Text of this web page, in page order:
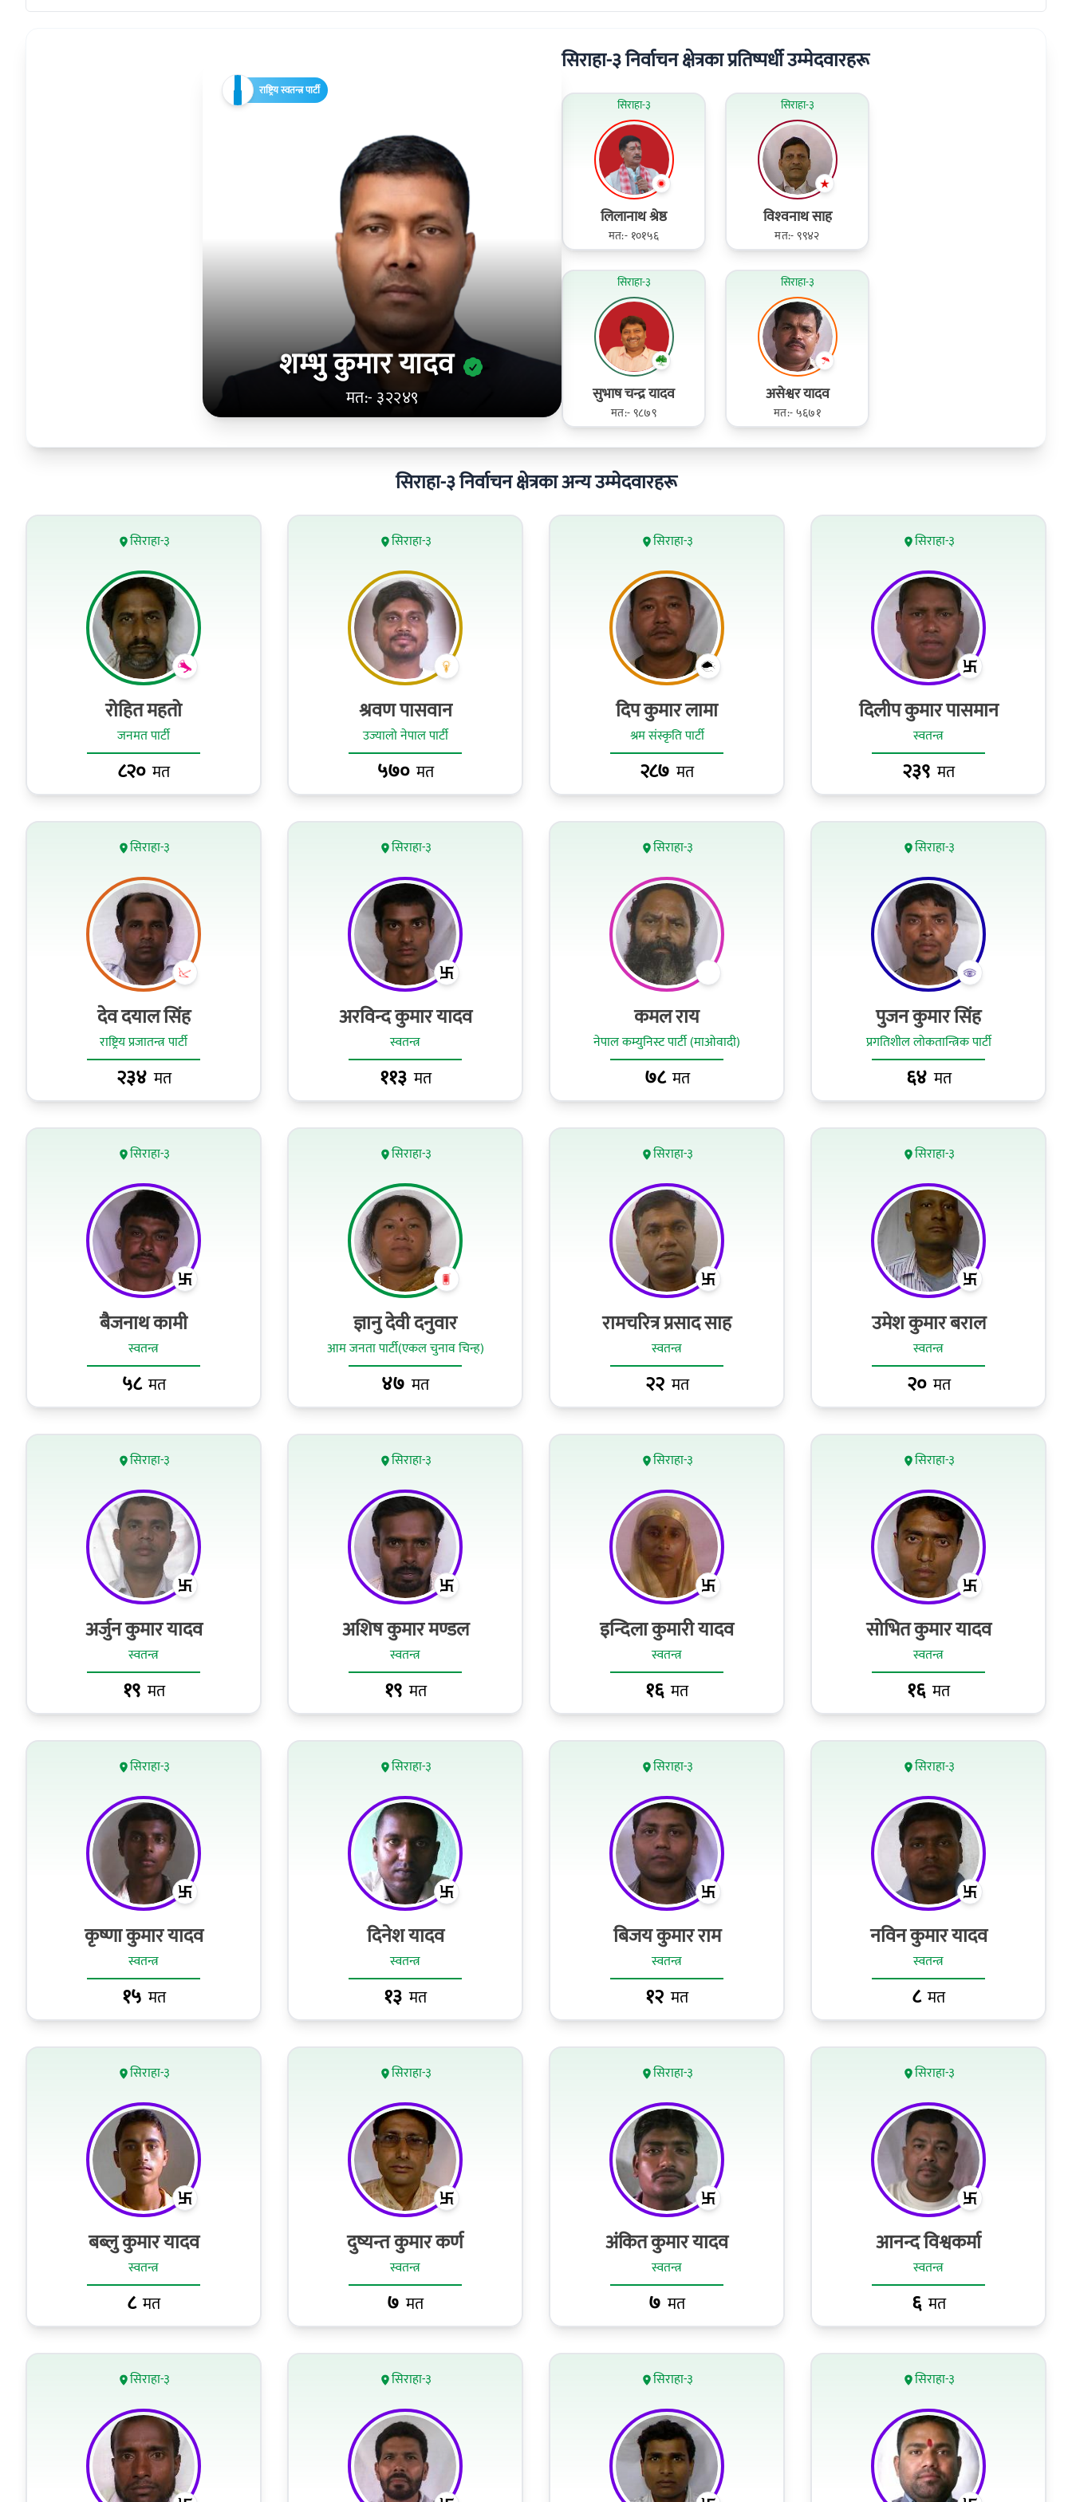
शम्भु कुमार यादव
मत:- ३२२४९
राष्ट्रिय स्वतन्त्र पार्टी
सिराहा-३ निर्वाचन क्षेत्रका प्रतिष्पर्धी उम्मेदवारहरू
सिराहा-३
लिलानाथ श्रेष्ठ
मत:- १०१५६
सिराहा-३
विश्‍वनाथ साह
मत:- ९९४२
सिराहा-३
सुभाष चन्द्र यादव
मत:- ९८७९
सिराहा-३
असेश्वर यादव
मत:- ५६७१
सिराहा-३ निर्वाचन क्षेत्रका अन्य उम्मेदवारहरू
सिराहा-३
रोहित महतो
जनमत पार्टी
८२० मत
सिराहा-३
श्रवण पासवान
उज्यालो नेपाल पार्टी
५७० मत
सिराहा-३
दिप कुमार लामा
श्रम संस्कृति पार्टी
२८७ मत
सिराहा-३
दिलीप कुमार पासमान
स्वतन्त्र
२३९ मत
सिराहा-३
देव दयाल सिंह
राष्ट्रिय प्रजातन्त्र पार्टी
२३४ मत
सिराहा-३
अरविन्द कुमार यादव
स्वतन्त्र
११३ मत
सिराहा-३
कमल राय
नेपाल कम्युनिस्ट पार्टी (माओवादी)
७८मत
सिराहा-३
पुजन कुमार सिंह
प्रगतिशील लोकतान्त्रिक पार्टी
६४ मत
सिराहा-३
बैजनाथ कामी
स्वतन्त्र
५८मत
सिराहा-३
ज्ञानु देवी दनुवार
आम जनता पार्टी(एकल चुनाव चिन्ह)
४७ मत
सिराहा-३
रामचरित्र प्रसाद साह
स्वतन्त्र
२२ मत
सिराहा-३
उमेश कुमार बराल
स्वतन्त्र
२० मत
सिराहा-३
अर्जुन कुमार यादव
स्वतन्त्र
१९ मत
सिराहा-३
अशिष कुमार मण्डल
स्वतन्त्र
१९ मत
सिराहा-३
इन्दिला कुमारी यादव
स्वतन्त्र
१६ मत
सिराहा-३
सोभित कुमार यादव
स्वतन्त्र
१६ मत
सिराहा-३
कृष्णा कुमार यादव
स्वतन्त्र
१५ मत
सिराहा-३
दिनेश यादव
स्वतन्त्र
१३ मत
सिराहा-३
बिजय कुमार राम
स्वतन्त्र
१२ मत
सिराहा-३
नविन कुमार यादव
स्वतन्त्र
८ मत
सिराहा-३
बब्लु कुमार यादव
स्वतन्त्र
८ मत
सिराहा-३
दुष्यन्त कुमार कर्ण
स्वतन्त्र
७ मत
सिराहा-३
अंकित कुमार यादव
स्वतन्त्र
७ मत
सिराहा-३
आनन्द विश्वकर्मा
स्वतन्त्र
६ मत
सिराहा-३ सिराहा-३ सिराहा-३ सिराहा-३